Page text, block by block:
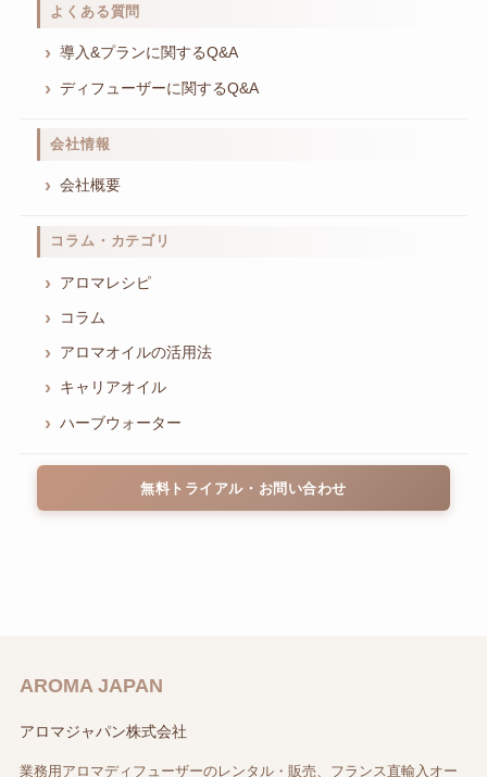
よくある質問
導入&プランに関するQ&A
ディフューザーに関するQ&A
会社情報
会社概要
コラム・カテゴリ
アロマレシピ
コラム
アロマオイルの活用法
キャリアオイル
ハーブウォーター
無料トライアル・お問い合わせ
AROMA JAPAN
アロマジャパン株式会社
業務用アロマディフューザーのレンタル・販売、フランス直輸入オー